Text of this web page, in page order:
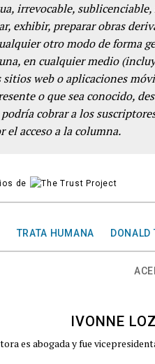
irrevocable,
exhibir, preparar obras
otro modo de forma
en cualquier medio
web o aplicaciones
o que sea conocido,
podría cobrar a los
el acceso a la columna.
de
TRATA HUMANA DONALD
IVONNE
es abogada y fue